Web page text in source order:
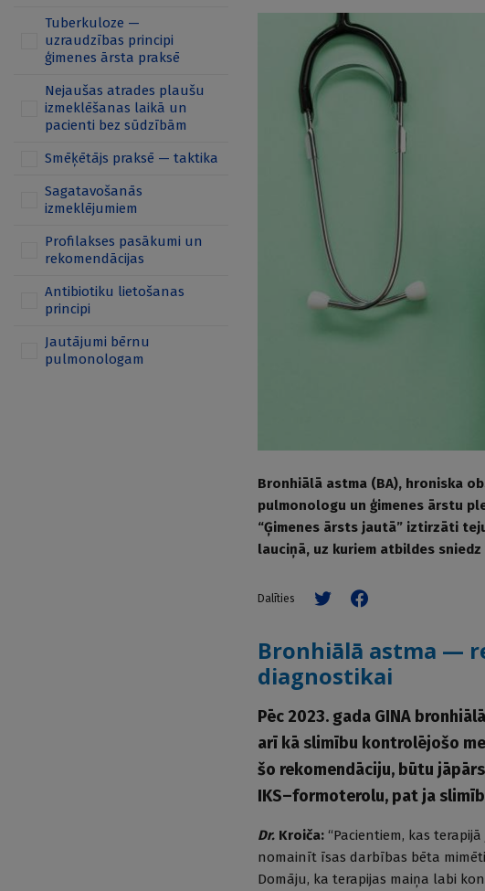
Tuberkuloze —
uzraudzības principi
ģimenes ārsta praksē
Nejaušas atrades plaušu
izmeklēšanas laikā un
pacienti bez sūdzībām
Smēķētājs praksē — taktika
Sagatavošanās
izmeklējumiem
Profilakses pasākumi un
rekomendācijas
Antibiotiku lietošanas
principi
Jautājumi bērnu
pulmonologam
Bronhiālā astma (BA), hroniska
pulmonologu un ģimenes ārstu
“Ģimenes ārsts jautā” iztirzāti
lauciņā, uz kuriem atbildes
Dalīties
Bronhiālā astma —
diagnostikai
Pēc 2023. gada GINA
arī kā slimību kontrolējošo
šo rekomendāciju, būtu
IKS–formoterolu, pat ja
Dr. Kroiča: “Pacientiem, kas
nomainīt īsas darbības bēta
Domāju, ka terapijas maiņa labi